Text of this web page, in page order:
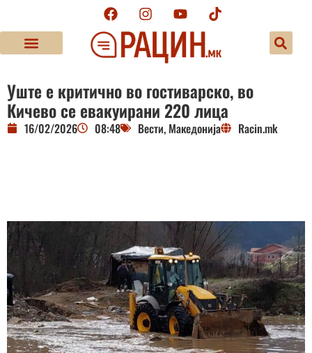
Уште е критично во гостиварско, во
Кичево се евакуирани 220 лица
16/02/2026 08:48 Вести, Македонија Racin.mk